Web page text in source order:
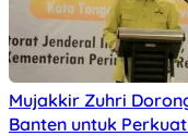
Mujakkir Zuhri
Banten untuk